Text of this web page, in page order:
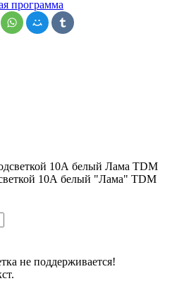
программа
10А белый "Лама" TDM
не поддерживается!